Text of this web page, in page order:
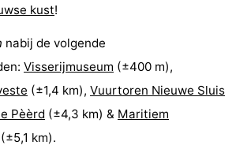
kust!
nabij de volgende
Visserijmuseum (±400 m),
(±1,4 km), Vuurtoren Nieuwe Sluis
Pèèrd (±4,3 km) & Maritiem
(±5,1 km).